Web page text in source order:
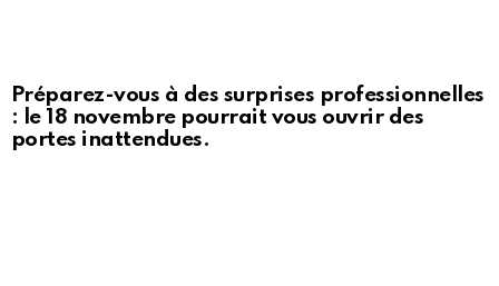
Préparez-vous à des surprises professionnelles
: le 18 novembre pourrait vous ouvrir des
portes inattendues.